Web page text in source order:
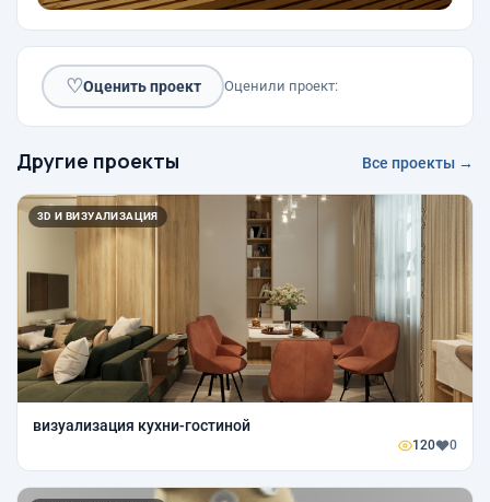
♡Оценить проект Оценили проект:
Другие проекты Все проекты →
3D И ВИЗУАЛИЗАЦИЯ
визуализация кухни-гостиной
120 0